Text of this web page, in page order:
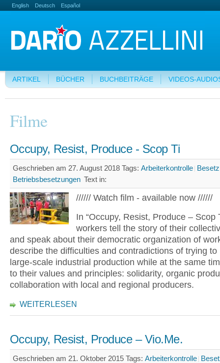
English Deutsch Español
ARTIKEL BÜCHER BUCHBEITRÄGE VIDEOS-
Filme
Occupy, Resist, Produce - Scop Ti
Geschrieben am 27. August 2018 Tags: Arbeiterkontrolle
Betriebsbesetzungen Text in:
////// Watch film - available now //////
In “Occupy, Resist, Produce – Scop
workers tell the story of their
and speak about their democratic organization of
describe the difficulties and contradictions of trying to
large-scale industrial production while at the same
to their values and principles: solidarity, organic
collaboration with local and regional producers.
WEITERLESEN
Occupy, Resist, Produce – Vio.Me.
Geschrieben am 21. Oktober 2015 Tags: Arbeiterkontrolle